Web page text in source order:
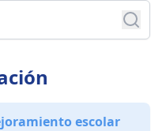
escolar